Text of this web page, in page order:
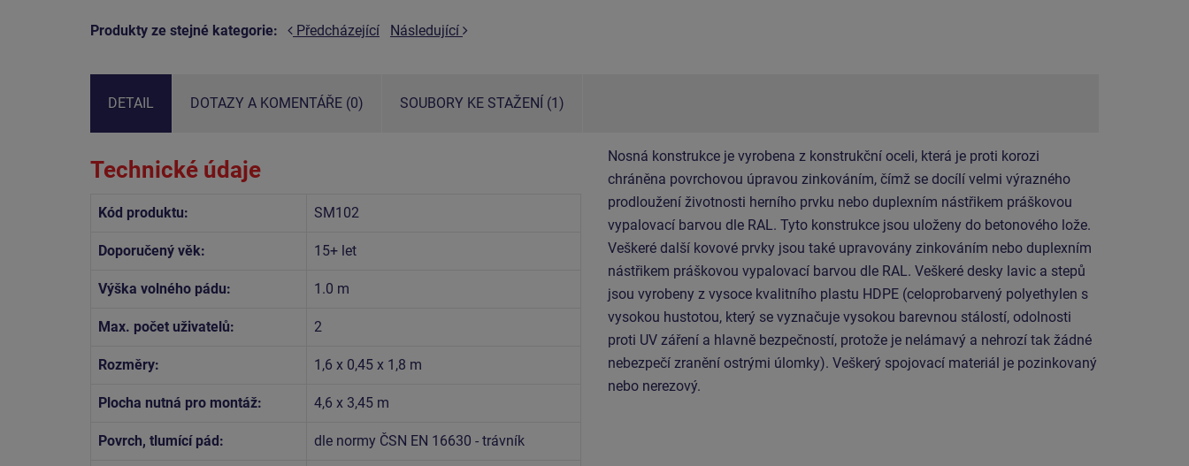
Produkty ze stejné kategorie: Předcházející Následující
DETAIL DOTAZY A KOMENTÁŘE (0) SOUBORY KE STAŽENÍ (1)
Technické údaje
Kód produktu: SM102
Doporučený věk: 15+ let
Výška volného pádu: 1.0 m
Max. počet uživatelů: 2
Rozměry: 1,6 x 0,45 x 1,8 m
Plocha nutná pro montáž: 4,6 x 3,45 m
Povrch, tlumící pád: dle normy ČSN EN 16630 - trávník
Nosná konstrukce je vyrobena z konstrukční oceli, která je proti korozi
chráněna povrchovou úpravou zinkováním, čímž se docílí velmi výrazného
prodloužení životnosti herního prvku nebo duplexním nástřikem práškovou
vypalovací barvou dle RAL. Tyto konstrukce jsou uloženy do betonového lože.
Veškeré další kovové prvky jsou také upravovány zinkováním nebo duplexním
nástřikem práškovou vypalovací barvou dle RAL. Veškeré desky lavic a stepů
jsou vyrobeny z vysoce kvalitního plastu HDPE (celoprobarvený polyethylen s
vysokou hustotou, který se vyznačuje vysokou barevnou stálostí, odolnosti
proti UV záření a hlavně bezpečností, protože je nelámavý a nehrozí tak žádné
nebezpečí zranění ostrými úlomky). Veškerý spojovací materiál je pozinkovaný
nebo nerezový.